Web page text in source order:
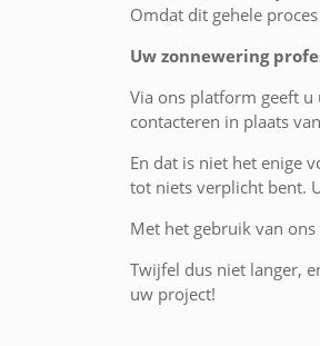
Omdat dit gehele
Uw zonnewering
Via ons platform geeft
contacteren in plaats
En dat is niet het enige
tot niets verplicht bent.
Met het gebruik van
Twijfel dus niet langer,
uw project!